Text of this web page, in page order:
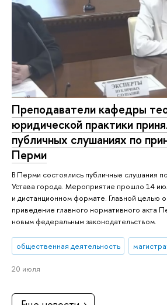
Преподаватели кафедры
юридической практики
публичных слушаниях по
Перми
В Перми состоялись публичные слушания
Устава города. Мероприятие прошло 14
и дистанционном формате. Главной целью
приведение главного нормативного акта
новым федеральным законодательством.
общественная деятельность
20 июля